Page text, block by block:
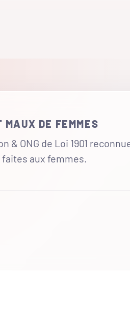
MAUX DE FEMMES
& ONG de Loi 1901
aux femmes.